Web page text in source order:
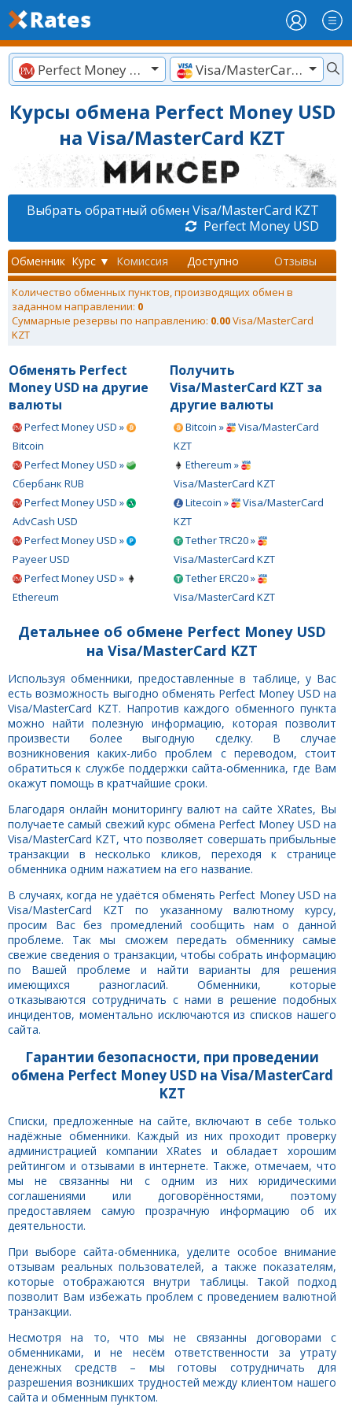
Perfect Money USD Visa/MasterCard KZT
Курсы обмена Perfect Money USD
на Visa/MasterCard KZT
Выбрать обратный обмен Visa/MasterCard KZT
Perfect Money USD
Обменник Курс ▼ Комиссия Доступно Отзывы
Количество обменных пунктов, производящих обмен в
заданном направлении: 0
Суммарные резервы по направлению: 0.00Visa/MasterCard
KZT
Обменять Perfect
Money USD на другие
валюты
Perfect Money USD »
Bitcoin
Perfect Money USD »
Сбербанк RUB
Perfect Money USD »
AdvCash USD
Perfect Money USD »
Payeer USD
Perfect Money USD »
Ethereum
Получить
Visa/MasterCard KZT за
другие валюты
Bitcoin »
Visa/MasterCard
KZT
Ethereum »
Visa/MasterCard KZT
Litecoin »
Visa/MasterCard
KZT
Tether TRC20 »
Visa/MasterCard KZT
Tether ERC20 »
Visa/MasterCard KZT
Детальнее об обмене Perfect Money USD
на Visa/MasterCard KZT
Используя обменники, предоставленные в таблице, у Вас
есть возможность выгодно обменять Perfect Money USD на
Visa/MasterCard KZT. Напротив каждого обменного пункта
можно найти полезную информацию, которая позволит
произвести более выгодную сделку. В случае
возникновения каких-либо проблем с переводом, стоит
обратиться к службе поддержки сайта-обменника, где Вам
окажут помощь в кратчайшие сроки.
Благодаря онлайн мониторингу валют на сайте XRates, Вы
получаете самый свежий курс обмена Perfect Money USD на
Visa/MasterCard KZT, что позволяет совершать прибыльные
транзакции в несколько кликов, переходя к странице
обменника одним нажатием на его название.
В случаях, когда не удаётся обменять Perfect Money USD на
Visa/MasterCard KZT по указанному валютному курсу,
просим Вас без промедлений сообщить нам о данной
проблеме. Так мы сможем передать обменнику самые
свежие сведения о транзакции, чтобы собрать информацию
по Вашей проблеме и найти варианты для решения
имеющихся разногласий. Обменники, которые
отказываются сотрудничать с нами в решение подобных
инцидентов, моментально исключаются из списков нашего
сайта.
Гарантии безопасности, при проведении
обмена Perfect Money USD на Visa/MasterCard
KZT
Списки, предложенные на сайте, включают в себе только
надёжные обменники. Каждый из них проходит проверку
администрацией компании XRates и обладает хорошим
рейтингом и отзывами в интернете. Также, отмечаем, что
мы не связанны ни с одним из них юридическими
соглашениями или договорённостями, поэтому
предоставляем самую прозрачную информацию об их
деятельности.
При выборе сайта-обменника, уделите особое внимание
отзывам реальных пользователей, а также показателям,
которые отображаются внутри таблицы. Такой подход
позволит Вам избежать проблем с проведением валютной
транзакции.
Несмотря на то, что мы не связанны договорами с
обменниками, и не несём ответственности за утрату
денежных средств – мы готовы сотрудничать для
разрешения возникших трудностей между клиентом нашего
сайта и обменным пунктом.